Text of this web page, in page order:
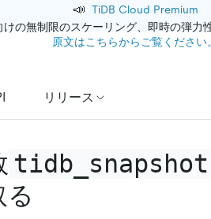
📣 TiDB Cloud Premium
の無制限のスケーリング、即時の弾
原文はこちらからご覧ください。
リリース
tidb_snapshot